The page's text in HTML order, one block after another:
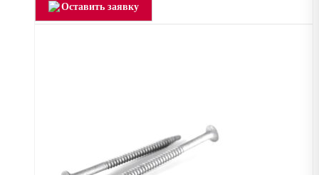
Оставить заявку